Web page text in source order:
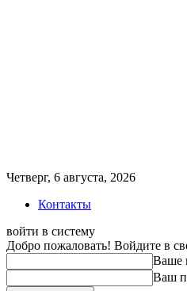
Четверг, 6 августа, 2026
Контакты
войти в систему
Добро пожаловать! Войдите в
Ваше
Ваш